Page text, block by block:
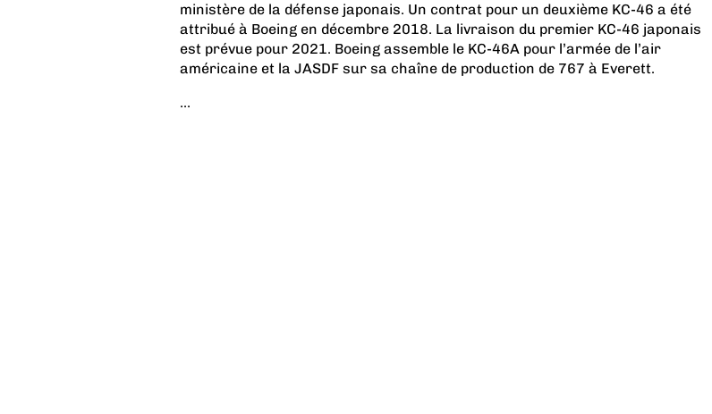
ministère de la défense japonais. Un contrat pour un deuxième KC-46 a été
attribué à Boeing en décembre 2018. La livraison du premier KC-46 japonais
est prévue pour 2021. Boeing assemble le KC-46A pour l’armée de l’air
américaine et la JASDF sur sa chaîne de production de 767 à Everett.
...